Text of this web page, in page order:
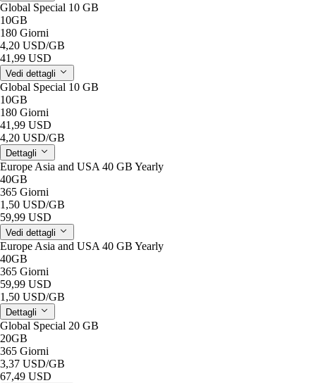
Global Special 10 GB
10GB
180 Giorni
4,20 USD/GB
41,99 USD
Vedi dettagli
Global Special 10 GB
10GB
180 Giorni
41,99 USD
4,20 USD/GB
Dettagli
Europe Asia and USA 40 GB Yearly
40GB
365 Giorni
1,50 USD/GB
59,99 USD
Vedi dettagli
Europe Asia and USA 40 GB Yearly
40GB
365 Giorni
59,99 USD
1,50 USD/GB
Dettagli
Global Special 20 GB
20GB
365 Giorni
3,37 USD/GB
67,49 USD